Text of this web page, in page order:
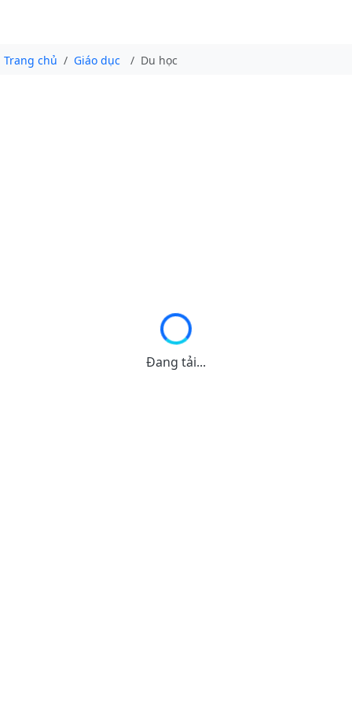
Trang chủ Giáo dục Du học
Đang tải...